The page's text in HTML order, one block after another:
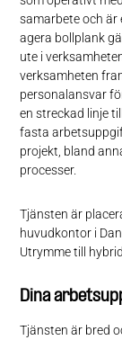
samarbete och är
agera bollplank
ute i
verksamheten
personalansvar
en streckad linje
fasta
projekt, bland
processer.
Tjänsten är
huvudkontor i
Utrymme till
Dina
Tjänsten är bred